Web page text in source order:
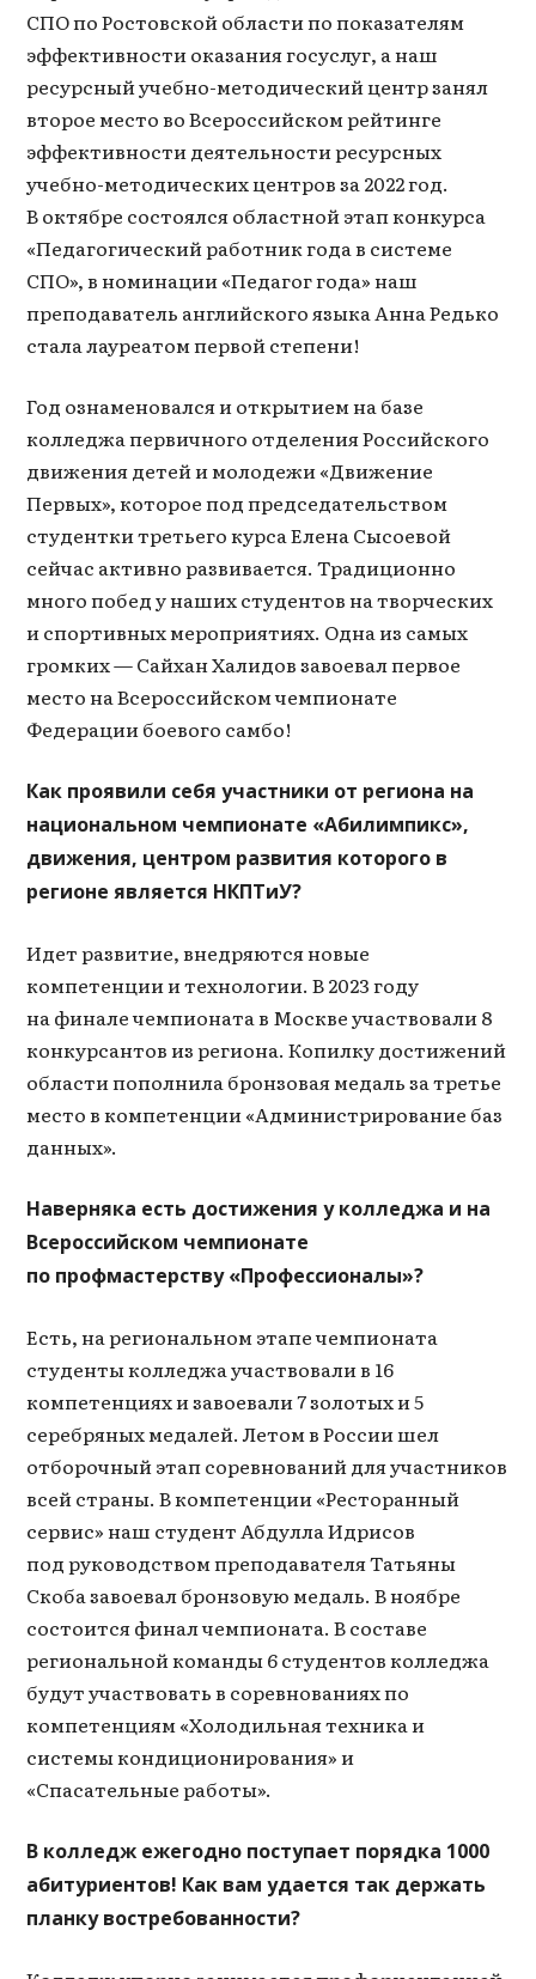
СПО по Ростовской области по показателям
эффективности оказания госуслуг, а наш
ресурсный учебно-методический центр занял
второе место во Всероссийском рейтинге
эффективности деятельности ресурсных
учебно-методических центров за 2022 год.
В октябре состоялся областной этап конкурса
«Педагогический работник года в системе
СПО», в номинации «Педагог года» наш
преподаватель английского языка Анна Редько
стала лауреатом первой степени!
Год ознаменовался и открытием на базе
колледжа первичного отделения Российского
движения детей и молодежи «Движение
Первых», которое под председательством
студентки третьего курса Елена Сысоевой
сейчас активно развивается. Традиционно
много побед у наших студентов на творческих
и спортивных мероприятиях. Одна из самых
громких — Сайхан Халидов завоевал первое
место на Всероссийском чемпионате
Федерации боевого самбо!
Как проявили себя участники от региона на
национальном чемпионате «Абилимпикс»,
движения, центром развития которого в
регионе является НКПТиУ?
Идет развитие, внедряются новые
компетенции и технологии. В 2023 году
на финале чемпионата в Москве участвовали 8
конкурсантов из региона. Копилку достижений
области пополнила бронзовая медаль за третье
место в компетенции «Администрирование баз
данных».
Наверняка есть достижения у колледжа и на
Всероссийском чемпионате
по профмастерству «Профессионалы»?
Есть, на региональном этапе чемпионата
студенты колледжа участвовали в 16
компетенциях и завоевали 7 золотых и 5
серебряных медалей. Летом в России шел
отборочный этап соревнований для участников
всей страны. В компетенции «Ресторанный
сервис» наш студент Абдулла Идрисов
под руководством преподавателя Татьяны
Скоба завоевал бронзовую медаль. В ноябре
состоится финал чемпионата. В составе
региональной команды 6 студентов колледжа
будут участвовать в соревнованиях по
компетенциям «Холодильная техника и
системы кондиционирования» и
«Спасательные работы».
В колледж ежегодно поступает порядка 1000
абитуриентов! Как вам удается так держать
планку востребованности?